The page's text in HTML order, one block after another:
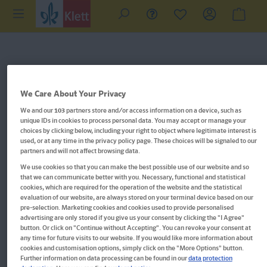
Im Buch blättern
PONS Der große Sprachkurs
We Care About Your Privacy
We and our103partners store and/or access information on a device, such as
unique IDs in cookies to process personal data. You may accept or manage your
choices by clicking below, including your right to object where legitimate interest is
used, or at any time in the privacy policy page. These choices will be signaled to our
partners and will not affect browsing data.
We use cookies so that you can make the best possible use of our website and so
that we can communicate better with you. Necessary, functional and statistical
cookies, which are required for the operation of the website and the statistical
evaluation of our website, are always stored on your terminal device based on our
pre-selection. Marketing cookies and cookies used to provide personalised
advertising are only stored if you give us your consent by clicking the "I Agree"
button. Or click on "Continue without Accepting". You can revoke your consent at
any time for future visits to our website. If you would like more information about
cookies and customisation options, simply click on the "More Options" button.
Further information on data processing can be found in ourdata protection